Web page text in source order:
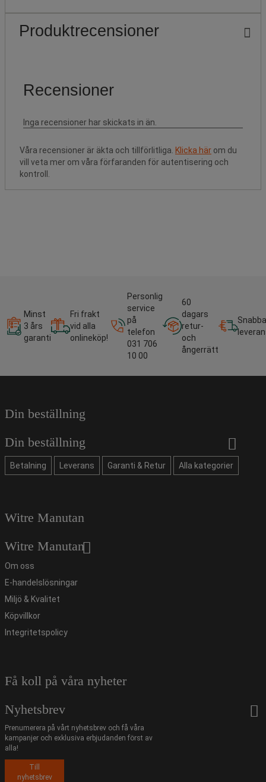
Produktrecensioner
Våra recensioner är äkta och tillförlitliga. Klicka här om du
vill veta mer om våra förfaranden för autentisering och
kontroll.
Minst
3 års
garanti
Fri frakt
vid alla
onlineköp!
Personlig
service
på
telefon
031 706
10 00
60
dagars
retur-
och
ångerrätt
Snabba
Din beställning
Din beställning
Betalning Leverans Garanti & Retur Alla kategorier
Witre Manutan
Witre Manutan
Om oss
E-handelslösningar
Miljö & Kvalitet
Köpvillkor
Integritetspolicy
Få koll på våra nyheter
Nyhetsbrev
Prenumerera på vårt nyhetsbrev och få våra
kampanjer och exklusiva erbjudanden först av
alla!
Till
nyhetsbrev